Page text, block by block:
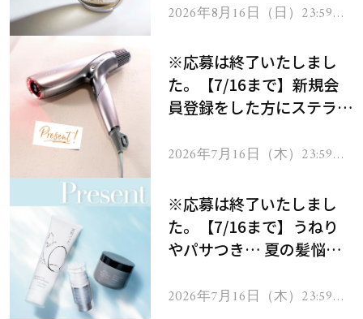
2026年8月16日（日）23:59ま
※応募は終了いたしまし
た。【7/16まで】新規会
員登録をした方にステラボ
ヘアドライヤー ジュエル
2026年7月16日（木）23:59ま
※応募は終了いたしまし
た。【7/16まで】うねり
やパサつき… 夏の髪悩み
ムを13名様にプレゼン
2026年7月16日（木）23:59ま